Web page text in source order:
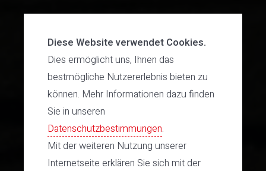
Diese Website verwendet Cookies.
Dies ermöglicht uns, Ihnen das
bestmögliche Nutzererlebnis bieten zu
können. Mehr Informationen dazu finden
Sie in unseren
Datenschutzbestimmungen.
Mit der weiteren Nutzung unserer
Internetseite erklären Sie sich mit der